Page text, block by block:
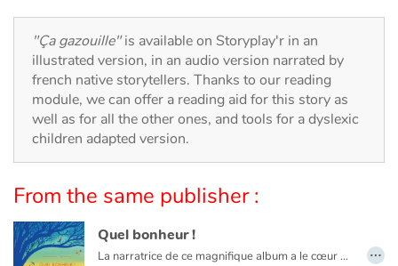
With the family
Daily life and hobbies
At school
Festivals and events
Love and friendship
Social issues
"Ça gazouille"is available on Storyplay'r in an
illustrated version, in an audio version narrated by
french native storytellers. Thanks to our reading
module, we can offer a reading aid for this story as
well as for all the other ones, and tools for a dyslexic
children adapted version.
From the same publisher :
Quel bonheur !
La narratrice de ce magnifique album a le cœur gonflé de joie. La journée lui paraît si belle. Il lui semble que tout lui parle : les fleurs, les oiseaux, les arbres, les nuages. C’est si fort qu’elle ne veut conserver pour elle seule cette émotion. Elle aimerait tant la partager avec sa mère, avec son père, avec son frère, avec ses grands-parents, avec tous ceux qu’elle aime. Et même s’ils n’ont pas le temps, même s’ils ne sont pas disponibles en ce si beau jour où la nature entière semble complice de son émerveillement, elle va chercher comment leur communiquer, malgré tout, secrètement, l’impression du bonheur dont elle était emplie. …